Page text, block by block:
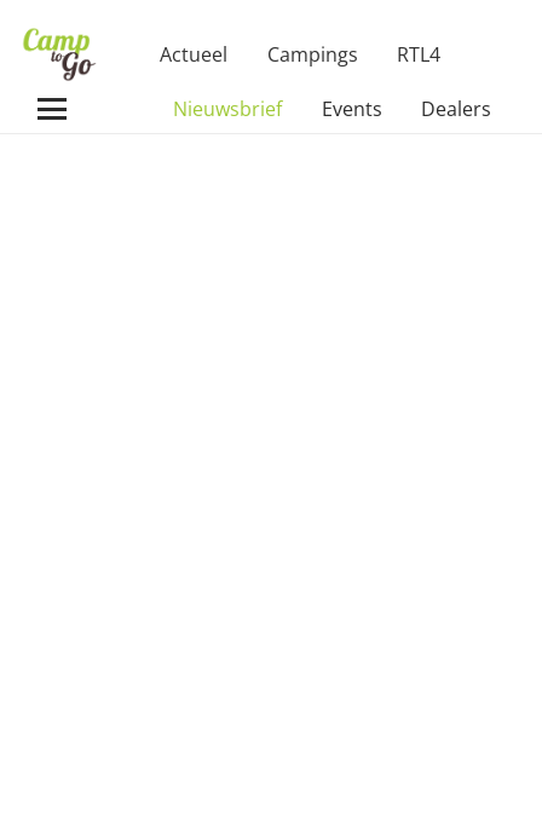
Actueel Campings RTL4
Nieuwsbrief Events Dealers